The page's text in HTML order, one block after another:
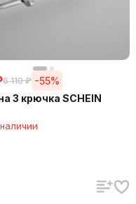
6 110 ₽ -55%
3 крючка SCHEIN